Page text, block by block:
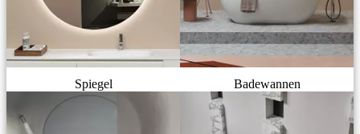
Spiegel Badewannen